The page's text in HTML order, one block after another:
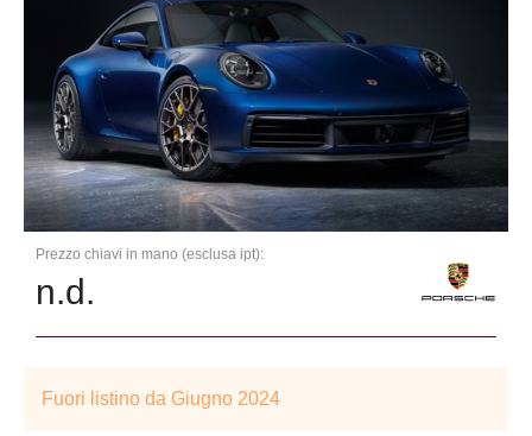
Prezzo chiavi in mano (esclusa ipt):
n.d.
Fuori listino da Giugno 2024